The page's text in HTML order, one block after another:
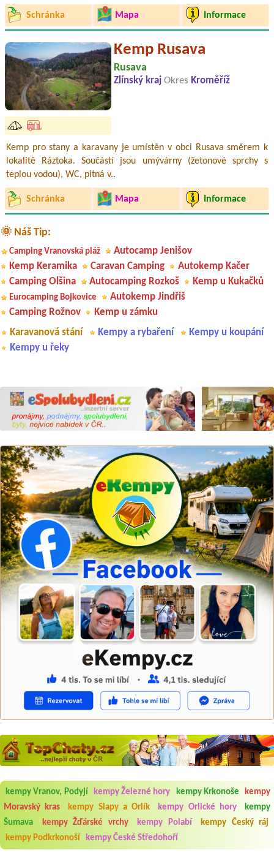
Schránka Mapa Informace
Kemp Rusava
Rusava
Zlínský kraj Okres Kroměříž
Kemp pro stany a karavany je umístěn v obci Rusava směrem k
lokalitě Ráztoka. Součástí jsou umývárny (žetonové sprchy s
teplou vodou), WC, pitná v..
Schránka Mapa Informace
🌞 Náš Tip:
Camping Vranovská pláž
Autocamp Jenišov
Kemp Keramika
Caravan Camping
Autokemp Kačer
Camping Olšina
Autocamping Rozkoš Kemp u Kukačků
Eurocamping Bojkovice
Autokemp Jindřiš
Camping Rožnov
Kemp u zámku
Karavanová stání
Kempy a rybaření
Kempy u koupání
Kempy u řeky
kempy Vranov, Podyjí kempy Železné hory kempy Krkonoše
kempy
Moravský kras
kempy Slapy a Orlík kempy Orlické hory
kempy
Šumava
kempy Žďárské vrchy kempy Polabí
kempy Český ráj
kempy Podkrkonoší
kempy České Středohoří
Aneta Melicharová***
Byli jsme zde v týdnu od 25.7. do 1.8. 2026. Kemp jako takový je pěkný.